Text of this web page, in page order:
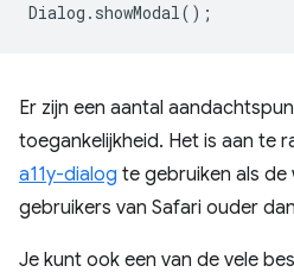
Dialog . showModal();
Er zijn een aantal
toegankelijkheid. Het is aan te
a11y-dialog te gebruiken als
gebruikers van Safari ouder
Je kunt ook een van de vele